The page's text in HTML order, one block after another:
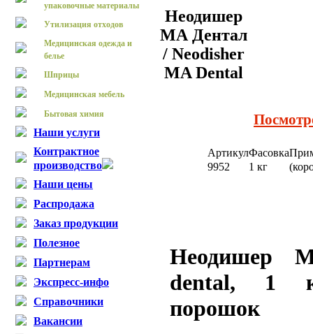
упаковочные материалы
Утилизация отходов
Медицинская одежда и
белье
Шприцы
Медицинская мебель
Бытовая химия
Наши услуги
Контрактное
производство
Наши цены
Распродажа
Заказ продукции
Полезное
Партнерам
Экспресс-инфо
Справочники
Вакансии
Неодишер
МА Дентал
/ Neodisher
MA Dental
АртикулФасовка
9952
1 кг
Неодишер
dental, 1
порошок